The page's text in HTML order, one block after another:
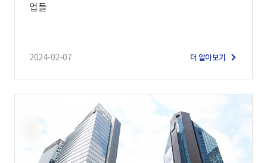
업들
2024-02-07 더 알아보기